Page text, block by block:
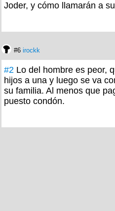
Joder, y cómo llamarán a
#6 irockk
#2 Lo del hombre es peor,
hijos a una y luego se va
su familia. Al menos que
puesto condón.